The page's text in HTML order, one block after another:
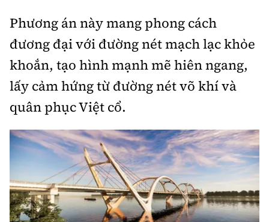
Phương án này mang phong cách
đương đại với đường nét mạch lạc khỏe
khoắn, tạo hình mạnh mẽ hiên ngang,
lấy cảm hứng từ đường nét võ khí và
quân phục Việt cổ.